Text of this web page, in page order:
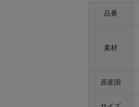
品番
素材
原産国